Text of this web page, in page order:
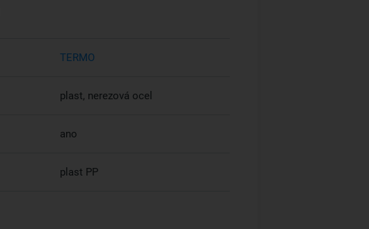
TERMO
plast, nerezová ocel
ano
plast PP